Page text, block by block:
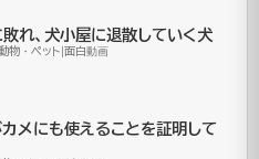
れ、犬小屋に退散していく犬
物・ペット|面白動画
メにも使えることを証明して